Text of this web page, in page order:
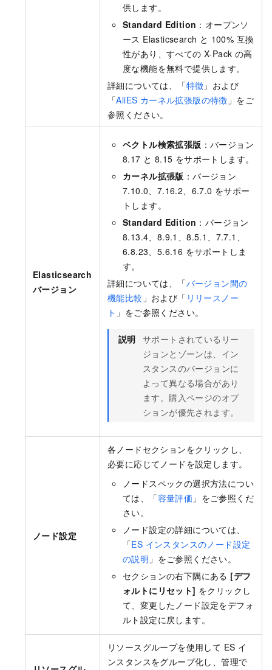
供します。
Standard Edition ：オープンソ
ース Elasticsearch と 100% 互換
性があり、すべての X-Pack の高
度な機能を無料で提供します。
詳細については、「特徴 」および
「AliES カーネル拡張版の特徴 」をご
参照ください。
Elasticsearch
バージョン
ベクトル検索拡張版 ：バージョン
8.17 と 8.15 をサポートします。
カーネル拡張版 ：バージョン
7.10.0、7.16.2、6.7.0 をサポー
トします。
Standard Edition ：バージョン
8.13.4、8.9.1、8.5.1、7.7.1、
6.8.23、5.6.16 をサポートしま
す。
詳細については、「バージョン間の
機能比較 」および「 リリースノー
ト 」をご参照ください。
説明 サポートされているリー
ジョンとゾーンは、イン
スタンスのバージョンに
よって異なる場合があり
ます。購入ページのオプ
ションが優先されます。
ノード設定
各ノードセクションをクリックし、
必要に応じてノードを設定します。
ノードスペックの選択方法につい
ては、「容量評価 」をご参照くだ
さい。
ノード設定の詳細については、
「ES インスタンスのノード設定
の説明 」をご参照ください。
セクションの右下隅にある [デフ
ォルトにリセット] をクリックし
て、変更したノード設定をデフォ
ルト設定に戻します。
リソースグループを使用して ES イ
ンスタンスをグループ化し、管理で